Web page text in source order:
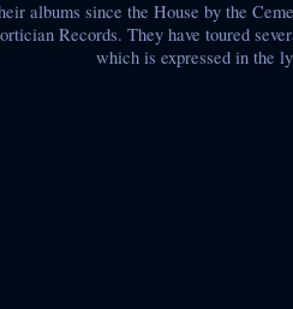
albums since the House by the
Records. They have toured
which is expressed in the